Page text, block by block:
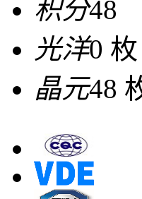
积分48
光洋0 枚
晶元48